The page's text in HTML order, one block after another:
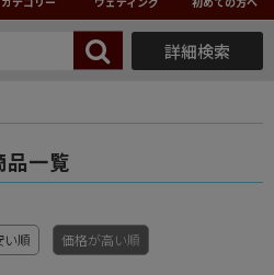
詳細検索
品一覧
い順 価格が高い順